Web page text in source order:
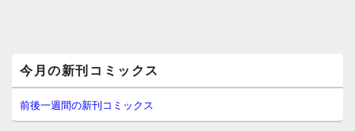
イ
ン
サ
イ
今月の新刊コミックス
前後一週間の新刊コミックス